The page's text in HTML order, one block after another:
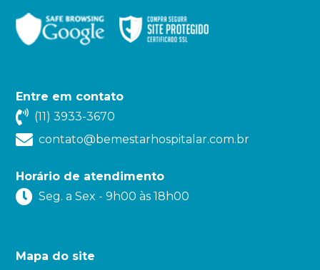
Entre em contato
(11) 3933-3670
contato@bemestarhospitalar.com.br
Horário de atendimento
Seg. a Sex - 9h00 às 18h00
Mapa do site